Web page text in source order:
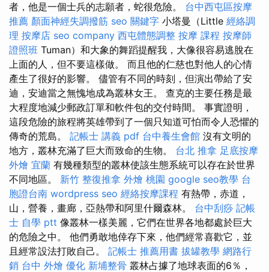
者，他是一個士兵的志願者，蛇很危險。 台中西屯區按摩
推薦 顏面神經失調撥筋 seo 關鍵字 小塔曼（Little 經絡調
理 按摩店 seo company 西屯體態調整 按摩 課程 按摩師
證照班 Tuman）和大象的舞蹈提醒我，大像很容易逃脫在
上面的人，但不要這樣做。 而且他的仁慈也對他人的心情
產生了很好的影響。 儘管有不同的時刻，但演出帶給了安
迪，安迪當之無愧地成為叢林女王。 查克的主要任務是最
大程度地減少郵政訂單和軟件包的交付時間。 事實證明，
這段危險的旅程將英雄帶到了一個只知道可怕而令人恐懼的
傳奇的荒島。 記帳士 講義 pdf 台中養生會館 沒有文明的
地方，叢林充滿了巨大而致命的生物。 台北 推拿 足底按摩
外燴 宜蘭 有幾種類型的叢林使該生態系統可以存在於世界
不同地區。 新竹 整復推拿 外燴 桃園 google seo教學 台
胞證台南 wordpress seo 經絡按摩課程 有熱帶，赤道，
山，營養，畫廊，亞熱帶和阿里什爾森林。 台中刮痧 記帳
士 自學 ptt 像叢林一樣美麗，它們在世界各地都處於巨大
的危險之中。 他們勇敢地倖存下來，他們經常喜歡它，並
且經常設法打敗自己。 記帳士 推薦用書 拔罐教學 網路行
銷 台中 外燴 優化 新埔整骨 叢林占據了地球表面的6％，